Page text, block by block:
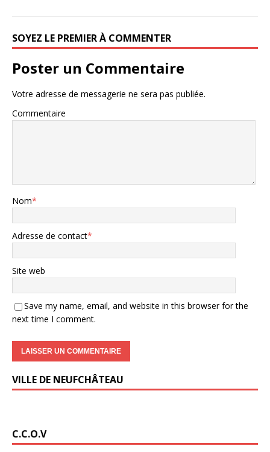
SOYEZ LE PREMIER À COMMENTER
Poster un Commentaire
Votre adresse de messagerie ne sera pas publiée.
Commentaire
Nom*
Adresse de contact*
Site web
Save my name, email, and website in this browser for the
next time I comment.
VILLE DE NEUFCHÂTEAU
C.C.O.V